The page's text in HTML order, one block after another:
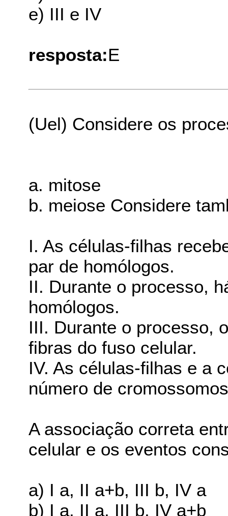
e) III e IV
resposta:E
(Uel) Considere os
a. mitose
b. meiose Considere
I. As células-filhas
par de homólogos.
II. Durante o processo,
homólogos.
III. Durante o processo,
fibras do fuso celular.
IV. As células-filhas e a
número de
A associação correta
celular e os eventos
a) I a, II a+b, III b, IV a
b) I a, II a, III b, IV a+b